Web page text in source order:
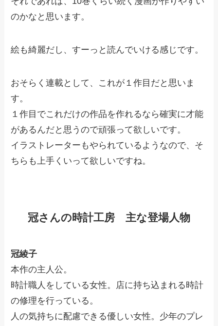
のかなと思います。
絵も綺麗だし、すーっと読んでいける感じです。
おそらく連載として、これが１作目だと思いま
す。
１作目でこれだけの作品を作れるなら確実に才能
があるんだと思うので頑張って欲しいです。
イラストレーターもやられているようなので、そ
ちらも上手くいって欲しいですね。
冠さんの時計工房 主な登場人物
冠綾子
本作の主人公。
時計職人をしている女性。店に持ち込まれる時計
の修理を行っている。
人の気持ちに配慮できる優しい女性。少年のプレ